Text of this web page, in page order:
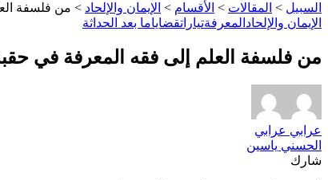
السبيل > المقالات > الأقسام > الإيمان والإلحاد > من فلسفة
الإيمان والإلحاد المعرفةتياراتقضاياما بعد الحداثة
من فلسفة العلم إلى فقه المعرفة في
عرابي عرابي
الحسني ياسين
شارك